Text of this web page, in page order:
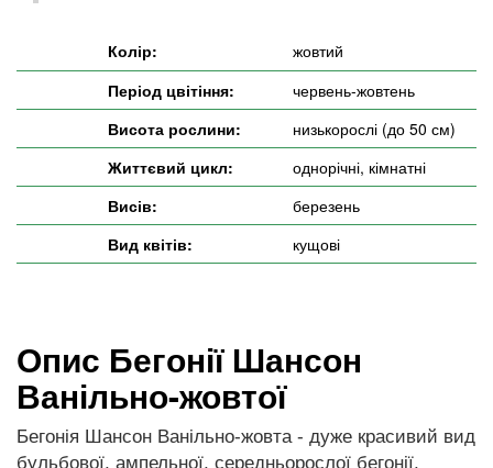
Колір:
жовтий
Період цвітіння:
червень-жовтень
Висота рослини:
низькорослі (до 50 см)
Життєвий цикл:
однорічні, кімнатні
Висів:
березень
Вид квітів:
кущові
Опис Бегонії Шансон
Ванільно-жовтої
Бегонія Шансон Ванільно-жовта - дуже красивий вид
бульбової, ампельної, середньорослої бегонії,